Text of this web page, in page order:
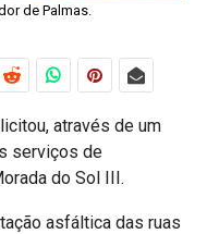
de Palmas.
através de um
serviços de
do Sol III.
asfáltica das ruas